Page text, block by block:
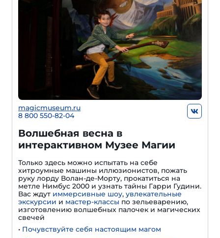
magicmuseum.ru
8 800 550-82-04
Волшебная весна в
интерактивном Музее Магии
Только здесь можно испытать на себе
хитроумные машины иллюзионистов, пожать
руку лорду Волан-де-Морту, прокатиться на
метле Нимбус 2000 и узнать тайны Гарри Гудини.
Вас ждут иммерсивные шоу, увлекательные
экскурсии и мастер-классы по зельеварению,
изготовлению волшебных палочек и магических
свечей
• Почувствуйте себя настоящим магом